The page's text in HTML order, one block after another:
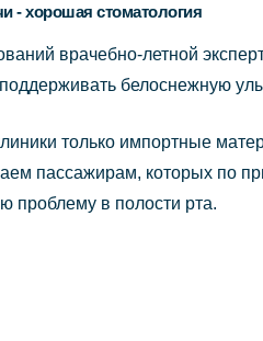
- хорошая стоматология
врачебно-летной
белоснежную
только импортные
пассажирам, которых по
проблему в полости рта.